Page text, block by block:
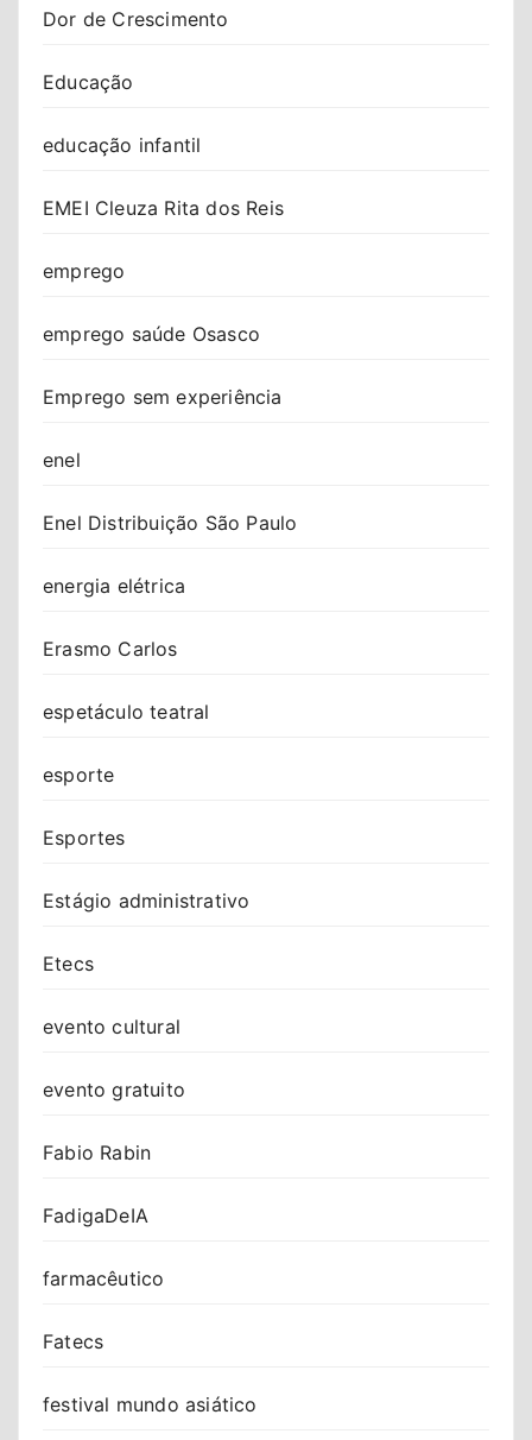
Dor de Crescimento
Educação
educação infantil
EMEI Cleuza Rita dos Reis
emprego
emprego saúde Osasco
Emprego sem experiência
enel
Enel Distribuição São Paulo
energia elétrica
Erasmo Carlos
espetáculo teatral
esporte
Esportes
Estágio administrativo
Etecs
evento cultural
evento gratuito
Fabio Rabin
FadigaDeIA
farmacêutico
Fatecs
festival mundo asiático